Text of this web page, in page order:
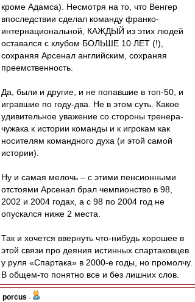
кроме Адамса). Несмотря на то, что Венгер
впоследствии сделал команду франко-
интернациональной, КАЖДЫЙ из этих людей
оставался с клубом БОЛЬШЕ 10 ЛЕТ (!),
сохраняя Арсенал английским, сохраняя
преемственность.
Да, были и другие, и не попавшие в топ-50, и
игравшие по году-два. Не в этом суть. Какое
удивительное уважение со стороны тренера-
чужака к истории команды и к игрокам как
носителям командного духа (и этой самой
истории).
Ну и самая мелочь – с этими пенсионными
отстоями Арсенал брал чемпионство в 98,
2002 и 2004 годах, а с 98 по 2004 год не
опускался ниже 2 места.
Так и хочется ввернуть что-нибудь хорошее в
этой связи про деяния истинных спартаковцев
у руля «Спартака» в 2000-е годы, но промолчу.
В общем-то понятно все и без лишних слов.
porcus -